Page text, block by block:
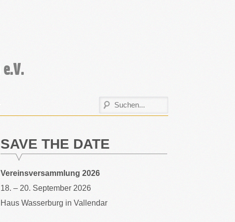
SAVE THE DATE
Vereinsversammlung 2026
18. – 20. September 2026
Haus Wasserburg in Vallendar